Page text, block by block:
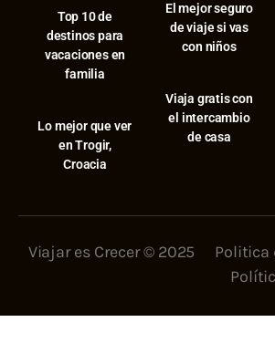
⁠Top 10 de
destinos para
vacaciones en
familia
⁠Lo mejor que ver
en Trogir,
Croacia
El mejor seguro
de viaje si vas
con niños
Viaja gratis con
el intercambio
de casa
Viajar es Crecer © 2025 Politica